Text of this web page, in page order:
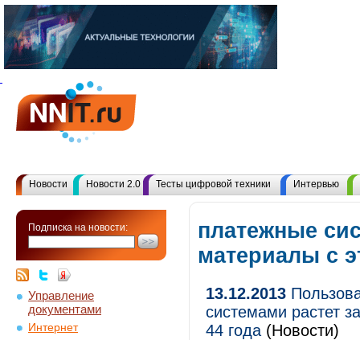
Новости Новости 2.0 Тесты цифровой техники Интервью
Подписка на новости:
Управление
документами
Интернет
платежные
материалы с
13.12.2013
системами растет
44 года (Новости)